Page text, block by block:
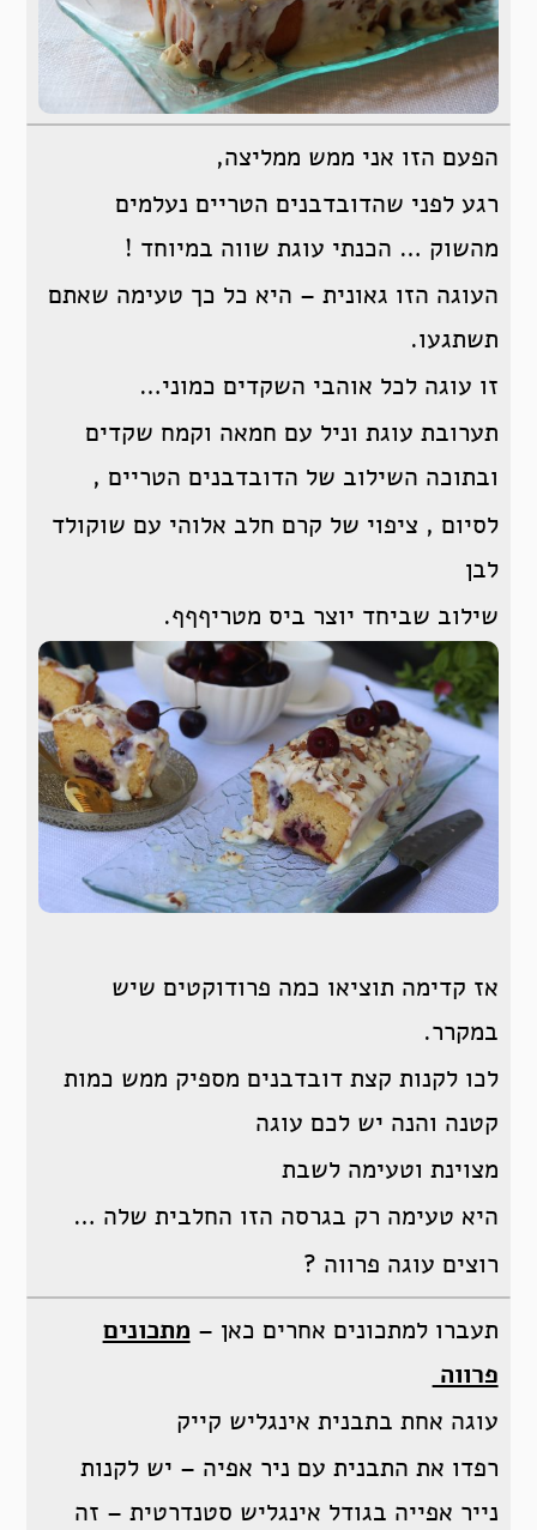
הפעם הזו אני ממש ממליצה,
רגע לפני שהדובדבנים הטריים נעלמים
מהשוק … הכנתי עוגת שווה במיוחד !
העוגה הזו גאונית – היא כל כך טעימה שאתם
תשתגעו.
זו עוגה לכל אוהבי השקדים כמוני…
תערובת עוגת וניל עם חמאה וקמח שקדים
ובתוכה השילוב של הדובדבנים הטריים ,
לסיום , ציפוי של קרם חלב אלוהי עם שוקולד
לבן
שילוב שביחד יוצר ביס מטריףףף.
אז קדימה תוציאו כמה פרודוקטים שיש
במקרר.
לכו לקנות קצת דובדבנים מספיק ממש כמות
קטנה והנה יש לכם עוגה
מצוינת וטעימה לשבת
היא טעימה רק בגרסה הזו החלבית שלה …
רוצים עוגה פרווה ?
תעברו למתכונים אחרים כאן – מתכונים
פרווה
עוגה אחת בתבנית אינגליש קייק
רפדו את התבנית עם ניר אפיה – יש לקנות
נייר אפייה בגודל אינגליש סטנדרטית – זה